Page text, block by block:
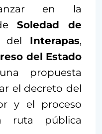
en la
Soledad de
del Interapas,
del Estado
propuesta
el decreto del
y el proceso
ruta pública